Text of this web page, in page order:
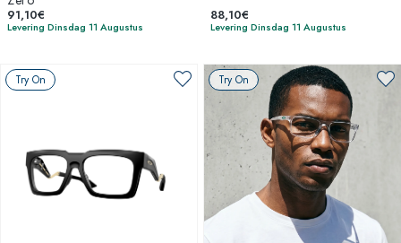
91,10€
Levering Dinsdag 11 Augustus
88,10€
Levering Dinsdag 11 Augustus
Try On Try On